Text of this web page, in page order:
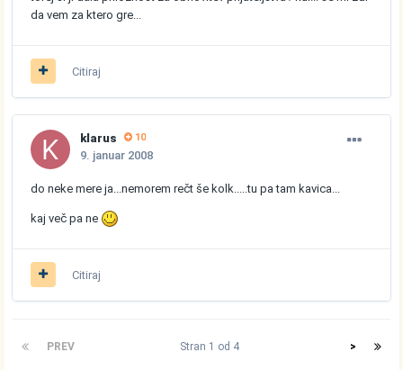
da vem za ktero gre...
Citiraj
klarus 10
9. januar 2008
do neke mere ja...nemorem rečt še kolk.....tu pa tam kavica...
kaj več pa ne
Citiraj
PREV >
Stran 1 od 4